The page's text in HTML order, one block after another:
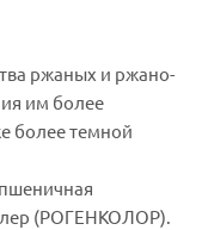
ржаных и ржано-
им более
более темной
(РОГЕНКОЛОР).